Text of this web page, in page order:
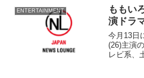
ENTERTAINMENT
ももい
演ドラ
今月13日
(26)主演
レビ系、